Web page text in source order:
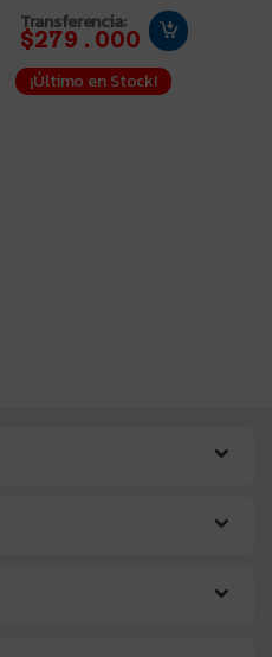
Transferencia:
$279.000
¡Último en Stock!